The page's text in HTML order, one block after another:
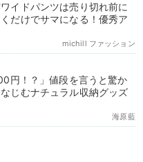
イドパンツは売り切れ前に
だけでサマになる！優秀ア
michill ファッション
円！？」値段を言うと驚か
じむナチュラル収納グッズ
海原藍